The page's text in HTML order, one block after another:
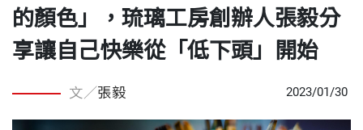
的顏色」，琉璃工房創辦人張毅分
享讓自己快樂從「低下頭」開始
文／張毅 2023/01/30